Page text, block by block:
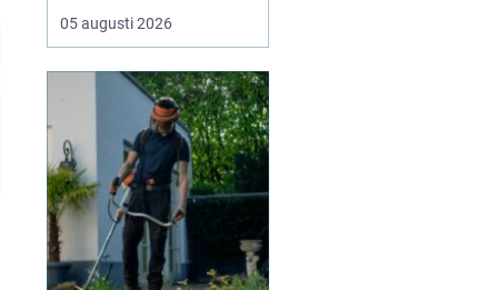
kvadratmeter och
slutpris. Området bär på
sekelskifteshus med
djupa fönsternischer till
funkisgator och lugna
innergårdar...
05 augusti 2026